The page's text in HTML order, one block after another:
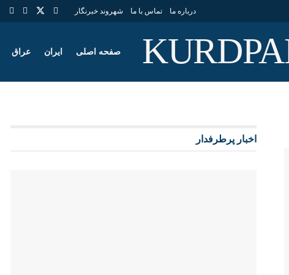
درباره ما تماس با ما شهروند خبرنگار
صفحه اصلی ایران عراق
اخبار پرطرفدار